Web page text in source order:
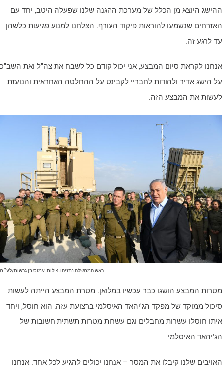
היוצא מן הכלל של מערכת ההגנה שלנו שפעלה היטב, יחד עם
שנשמעו להוראות פיקוד העורף. הצלחנו למנוע פגיעות כלשהן
לרגע זה.
לקראת סיום המבצע, אני יכול קודם כל לשבח את צה"ל ואת השב"כ
הישג אדיר ולהודות לחבריי לקבינט על ההחלטה האחראית והנועזת
את המבצע הזה.
ראש הממשלה נתניהו. צילום: עמוס בן גרשום/לע״מ
המבצע הושגו כבר עכשיו במלואן. מטרת המבצע הייתה לעשות
ממוקד של מפקד הג'יהאד האיסלמי ברצועת עזה. הוא חוסל, ויחד
חוסלו עשרות מחבלים וגם עשרות מטרות תשתית חשובות של
האיסלמי.
שלנו קיבלו את המסר – אנחנו יכולים להגיע לכל אחד. אנחנו